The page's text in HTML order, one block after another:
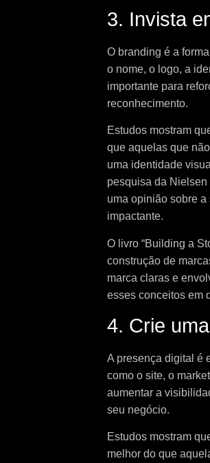
3. Invista
O branding é a
o nome, o logo, a
importante para
reconhecimento.
Estudos mostram
que aquelas que
uma identidade
pesquisa da
uma opinião sobre
impactante.
O livro “Building a
construção de
marca claras e
esses conceitos em
4. Crie
A presença digital é
como o site, o
aumentar a
seu negócio.
Estudos mostram
melhor do que